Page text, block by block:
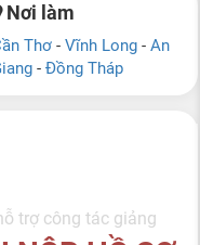
Nơi làm
Thơ - Vĩnh Long - An
- Đồng Tháp
trợ công tác giảng